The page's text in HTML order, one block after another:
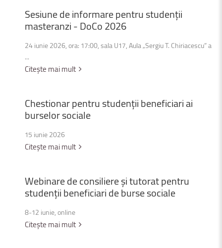
Sesiunedeinformarepentrustudenții
masteranzi-DoCo2026
24 iunie 2026, ora: 17:00, sala U17, Aula „Sergiu T. Chiriacescu” a
...
Citește mai mult
Chestionarpentrustudențiibeneficiariai
burselorsociale
15 iunie 2026
Citește mai mult
Webinaredeconsiliereșitutoratpentru
studențiibeneficiaridebursesociale
8-12 iunie, online
Citește mai mult